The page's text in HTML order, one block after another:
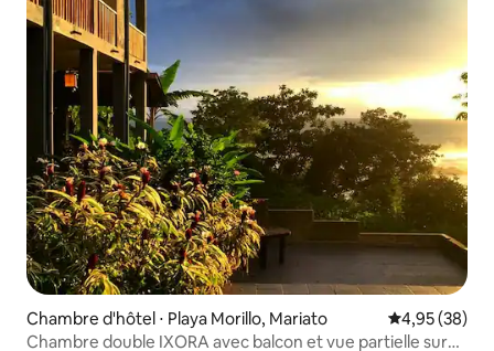
Chambre d'hôtel ⋅ Playa Morillo, Mariato Évaluation
4,95 (38)
Chambre double IXORA avec balcon et vue partielle sur